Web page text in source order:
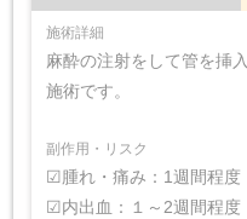
施術詳細
麻酔の注射をして管を挿
施術です。
副作用・リスク
☑腫れ・痛み：1週間程度
☑内出血：１～2週間程度